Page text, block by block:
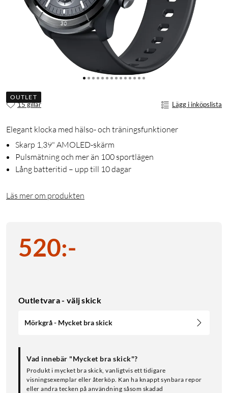
OUTLET
15 gillar Lägg i inköpslista
Elegant klocka med hälso- och träningsfunktioner
Skarp 1,39" AMOLED-skärm
Pulsmätning och mer än 100 sportlägen
Lång batteritid – upp till 10 dagar
Läs mer om produkten
520:-
Outletvara - välj skick
Mörkgrå - Mycket bra skick
Vad innebär "Mycket bra skick"?
Produkt i mycket bra skick, vanligtvis ett tidigare
visningsexemplar eller återköp. Kan ha knappt synbara repor
eller andra tecken på användning såsom skadad